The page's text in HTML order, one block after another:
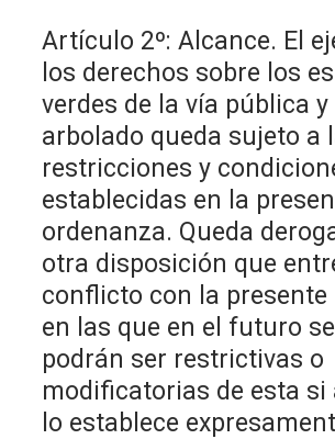
Artículo 2º: Alcance. El
los derechos sobre los
verdes de la vía pública y
arbolado queda sujeto a
restricciones y
establecidas en la
ordenanza. Queda
otra disposición que
conflicto con la presente
en las que en el futuro
podrán ser restrictivas o
modificatorias de esta si
lo establece